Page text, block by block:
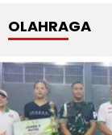
OLAHRAGA